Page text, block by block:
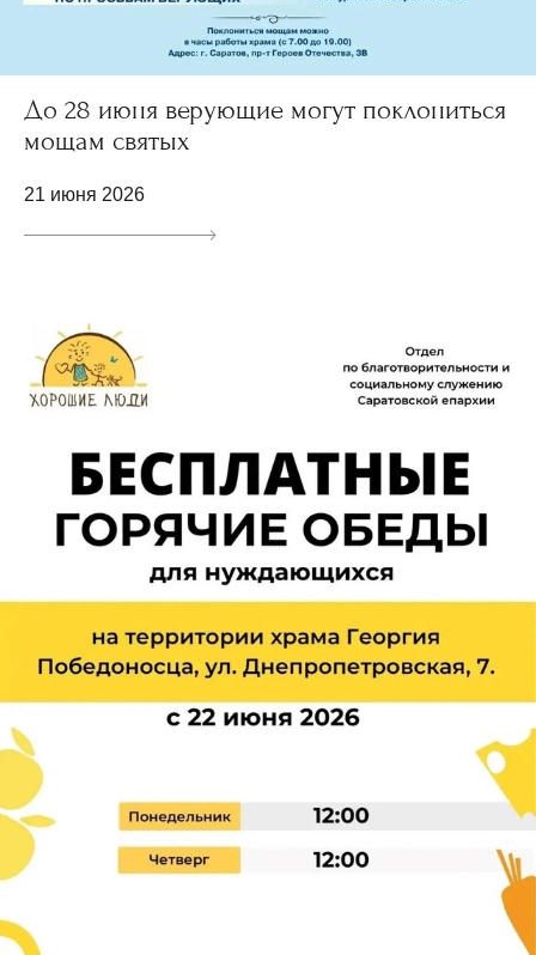
До 28 июня верующие могут поклониться
мощам святых
21 июня 2026